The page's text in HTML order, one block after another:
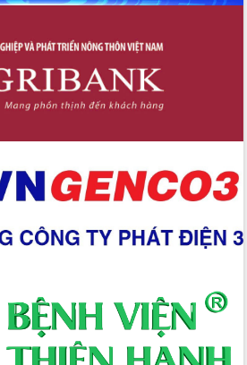
bảo
nhìn
bộ
tác về
2030